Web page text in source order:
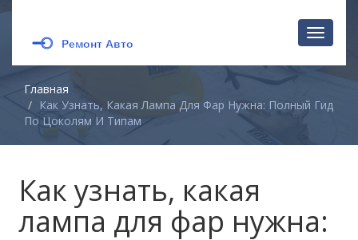
Главная
Как Узнать, Какая Лампа Для Фар Нужна: Полный Гид
По Цоколям И Типам
Как узнать, какая
лампа для фар нужна: